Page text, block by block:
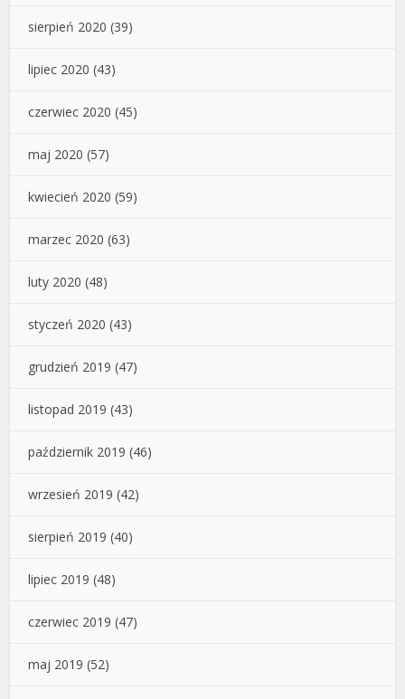
sierpień 2020 (39)
lipiec 2020 (43)
czerwiec 2020 (45)
maj 2020 (57)
kwiecień 2020 (59)
marzec 2020 (63)
luty 2020 (48)
styczeń 2020 (43)
grudzień 2019 (47)
listopad 2019 (43)
październik 2019 (46)
wrzesień 2019 (42)
sierpień 2019 (40)
lipiec 2019 (48)
czerwiec 2019 (47)
maj 2019 (52)